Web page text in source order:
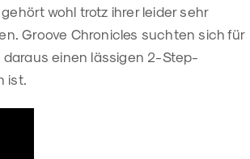
wohl trotz ihrer leider sehr
Groove Chronicles suchten sich für
einen lässigen 2-Step-
ist.